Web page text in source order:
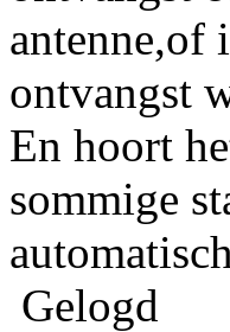
antenne,of
ontvangst
En hoort
sommige
Gelogd